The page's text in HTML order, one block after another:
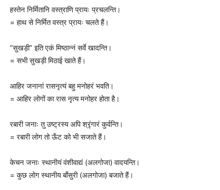
हस्तेन निर्मितानि वस्त्राणि प्रायः प्रचलन्ति।
= हाथ से निर्मित वस्त्र प्रायः चलते हैं।
“सुखड़ी” इति एकं मिष्ठान्नं सर्वे खादन्ति।
= सभी सुखड़ी मिठाई खाते हैं।
आहिर जनानां रासनृत्यं बहु मनोहरं भवति।
= आहिर लोगों का रास नृत्य मनोहर होता है।
रबारी जनाः तु उष्ट्रस्य अपि श्रृंगारं कुर्वन्ति।
= रबारी लोग तो ऊँट को भी सजाते हैं।
केचन जनाः स्थानीयं वंशीवाद्यं (अलगोजा) वादयन्ति।
= कुछ लोग स्थानीय बाँसुरी (अलगोजा) बजाते हैं।